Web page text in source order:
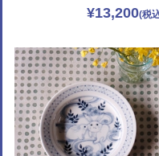
¥13,200